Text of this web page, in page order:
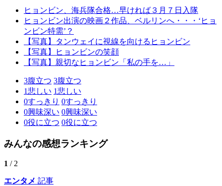
ヒョンビン、海兵隊合格…早ければ３月７日入隊
ヒョンビン出演の映画２作品、ベルリンへ・・・‘ヒョ
ンビン特需’？
【写真】タンウェイに視線を向けるヒョンビン
【写真】ヒョンビンの笑顔
【写真】親切なヒョンビン「私の手を…」
3腹立つ 3腹立つ
1悲しい 1悲しい
0すっきり 0すっきり
0興味深い 0興味深い
0役に立つ 0役に立つ
みんなの感想ランキング
1 / 2
エンタメ 記事